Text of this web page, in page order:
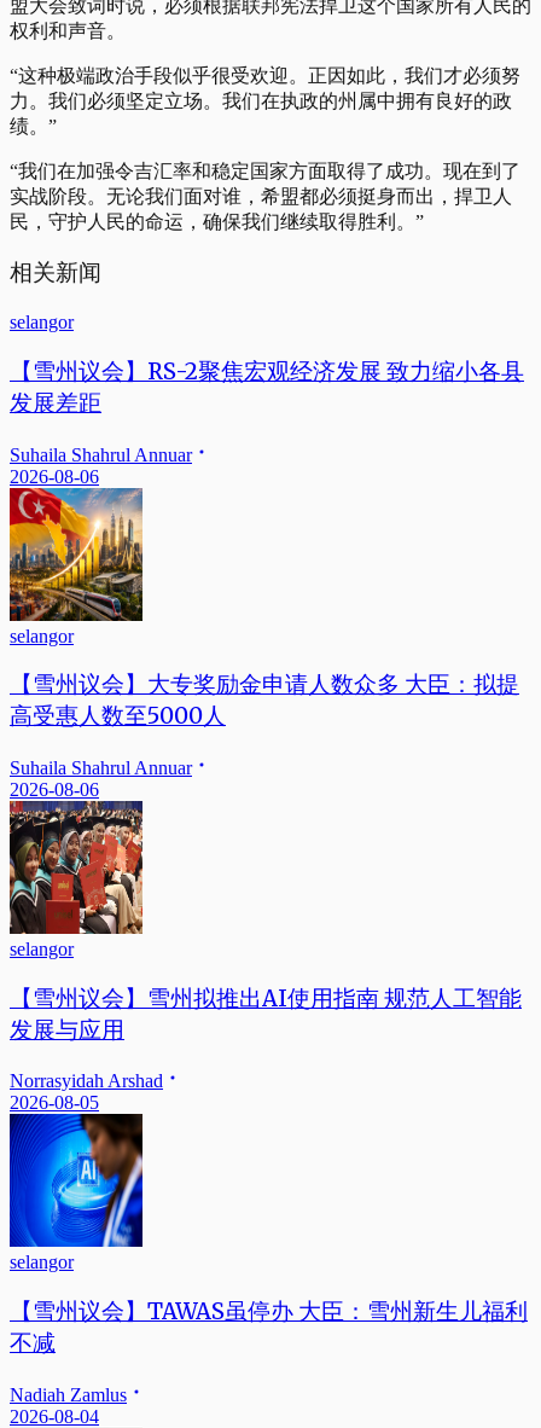
盟大会致词时说，必须根据联邦宪法捍卫这个国家所有人民的
权利和声音。
“这种极端政治手段似乎很受欢迎。正因如此，我们才必须努
力。我们必须坚定立场。我们在执政的州属中拥有良好的政
绩。”
“我们在加强令吉汇率和稳定国家方面取得了成功。现在到了
实战阶段。无论我们面对谁，希盟都必须挺身而出，捍卫人
民，守护人民的命运，确保我们继续取得胜利。”
相关新闻
selangor
【雪州议会】RS-2聚焦宏观经济发展 致力缩小各县
发展差距
Suhaila Shahrul Annuar
2026-08-06
selangor
【雪州议会】大专奖励金申请人数众多 大臣：拟提
高受惠人数至5000人
Suhaila Shahrul Annuar
2026-08-06
selangor
【雪州议会】雪州拟推出AI使用指南 规范人工智能
发展与应用
Norrasyidah Arshad
2026-08-05
selangor
【雪州议会】TAWAS虽停办 大臣：雪州新生儿福利
不减
Nadiah Zamlus
2026-08-04